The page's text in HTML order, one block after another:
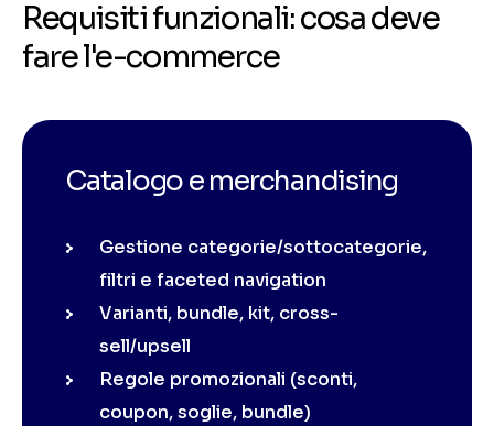
Requisiti funzionali: cosa deve
fare l'e-commerce
Catalogo e merchandising
Gestione categorie/sottocategorie,
filtri e faceted navigation
Varianti, bundle, kit, cross-
sell/upsell
Regole promozionali (sconti,
coupon, soglie, bundle)